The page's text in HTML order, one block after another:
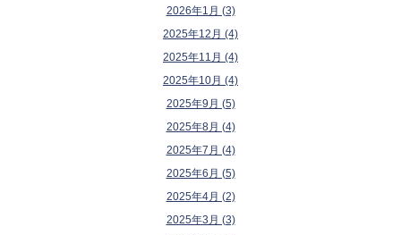
2026年1月 (3)
2025年12月 (4)
2025年11月 (4)
2025年10月 (4)
2025年9月 (5)
2025年8月 (4)
2025年7月 (4)
2025年6月 (5)
2025年4月 (2)
2025年3月 (3)